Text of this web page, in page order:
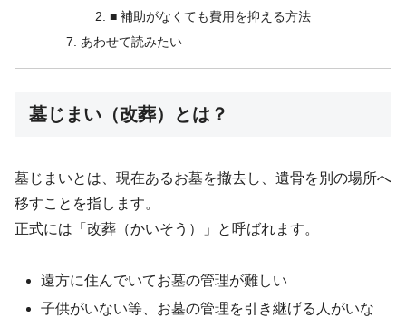
■ 補助がなくても費用を抑える方法
あわせて読みたい
墓じまい（改葬）とは？
墓じまいとは、現在あるお墓を撤去し、遺骨を別の場所へ
移すことを指します。
正式には「改葬（かいそう）」と呼ばれます。
遠方に住んでいてお墓の管理が難しい
子供がいない等、お墓の管理を引き継げる人がいな